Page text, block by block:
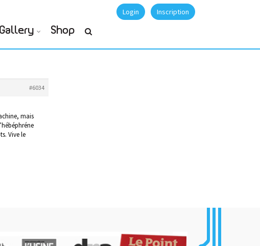
Login Inscription
Gallery Shop
#6034
mais
Vive le